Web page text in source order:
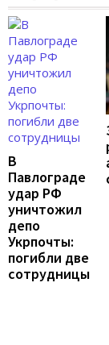
В
Павлограде
удар РФ
уничтожил
депо
Укрпочты:
погибли две
сотрудницы